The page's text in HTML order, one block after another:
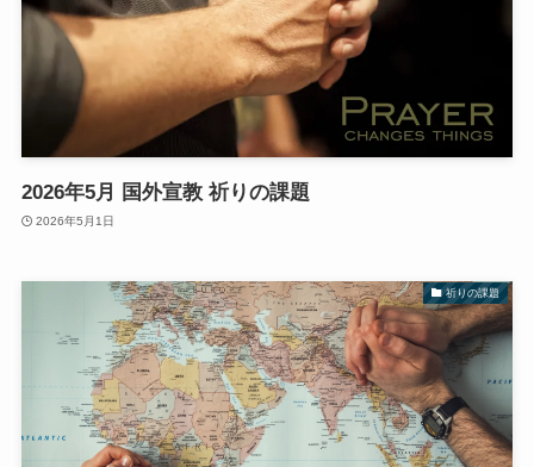
2026年5月 国外宣教 祈りの課題
2026年5月1日
祈りの課題